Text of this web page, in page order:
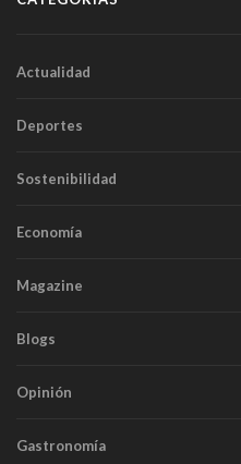
Actualidad
Deportes
Sostenibilidad
Economía
Magazine
Blogs
Opinión
Gastronomía